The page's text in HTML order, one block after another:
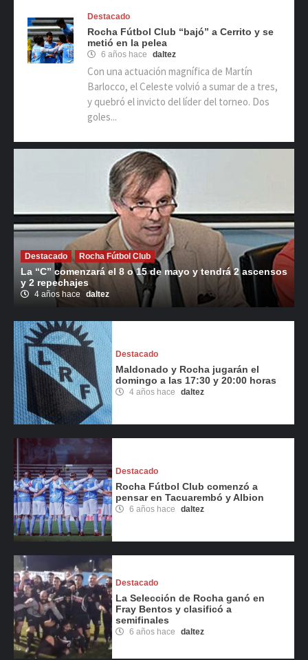
Destacado
Rocha Fútbol Club “bajó” a Cerrito y se
metió en la pelea
6 años hace daltez
Con una actuación magnífica de Martín
Barlocco, el Celeste volvió a sumar de a tres,
y quebró el invicto del líder del torneo. Dos
goles...
Destacado Rocha Fútbol Club
La “C” comenzará el 8 o 15 de mayo y tendrá 2 ascensos
y 2 repechajes
4 años hace daltez
Destacado
Maldonado y Rocha jugarán el
domingo a las 17:30 y 20:00 horas
4 años hace daltez
Destacado
Rocha Fútbol Club comenzó a
pensar en Tacuarembó y Albion
6 años hace daltez
Destacado
La Selección de Rocha ganó en
Fray Bentos y clasificó a
semifinales
6 años hace daltez